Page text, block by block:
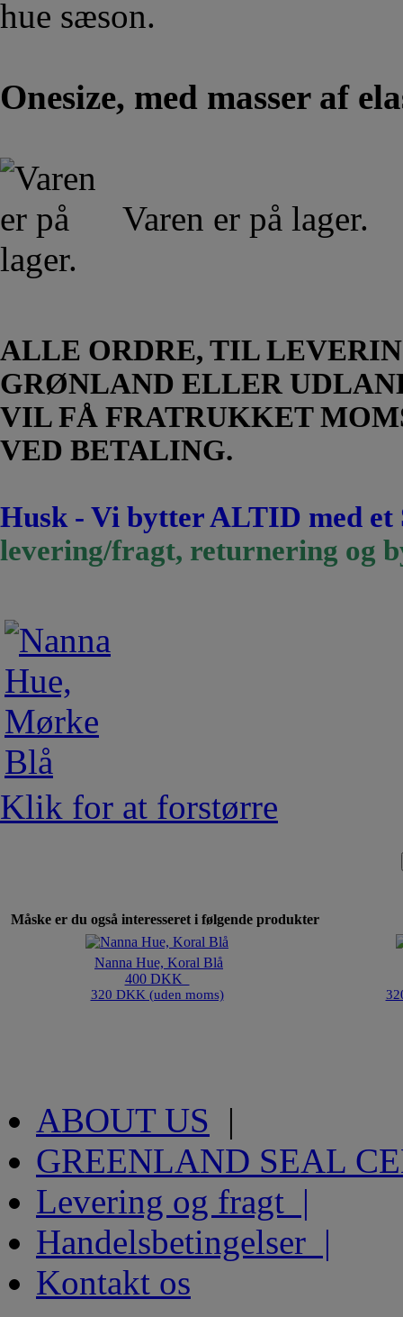
hue sæson.
Onesize, med masser af
Varen er på lager.
ALLE ORDRE, TIL
GRØNLAND ELLER
VIL FÅ FRATRUKKET
VED BETALING.
Husk - Vi bytter ALTID med
levering/fragt, returnering og
Klik for at forstørre
Måske er du også interesseret i følgende produkter
Nanna Hue, Koral Blå
400 DKK
320 DKK (uden moms)
ABOUT US |
GREENLAND SEAL
Levering og fragt |
Handelsbetingelser |
Kontakt os